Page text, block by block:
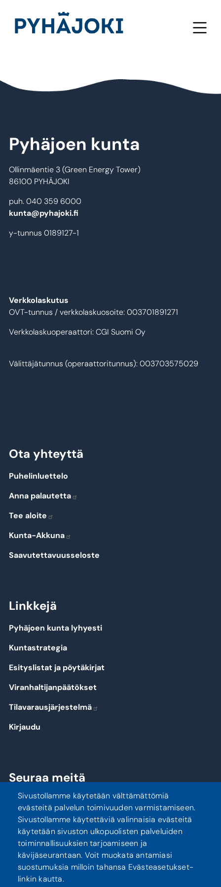
Pyhäjoen kunta
Ollinmäentie 3 (Green Energy Tower)
86100 PYHÄJOKI
puh. 040 359 6000
kunta@pyhajoki.fi
y-tunnus 0189127-1
Verkkolaskutus
OVT-tunnus / verkkolaskuosoite: 003701891271
Verkkolaskuoperaattori: CGI Suomi Oy
Välittäjätunnus (operaattoritunnus): 003703575029
Ota yhteyttä
Puhelinluettelo
Anna palautetta
Tee aloite
Kunta-Akkuna
Saavutettavuusseloste
Linkkejä
Pyhäjoen kunta lyhyesti
Kuntastrategia
Esityslistat ja pöytäkirjat
Viranhaltijanpäätökset
Tilavarausjärjestelmä
Kirjaudu
Seuraa meitä
Sivustollamme käytetään välttämättömiä
evästeitä palvelun toimivuuden varmistamiseen.
Sivustollamme käytettäviä valinnaisia evästeitä
käytetään sivuston ulkopuolisten palveluiden
toiminnallisuuksien tarjoamiseen ja
kävijäseurantaan. Voit muokata antamiasi
suostumuksia milloin tahansa Evästeasetukset-
linkin kautta.